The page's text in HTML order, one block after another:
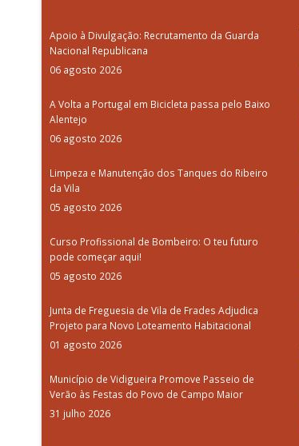
Apoio à Divulgação: Recrutamento da Guarda
Nacional Republicana
06 agosto 2026
A Volta a Portugal em Bicicleta passa pelo Baixo
Alentejo
06 agosto 2026
Limpeza e Manutenção dos Tanques do Ribeiro
da Vila
05 agosto 2026
Curso Profissional de Bombeiro: O teu futuro
pode começar aqui!
05 agosto 2026
Junta de Freguesia de Vila de Frades Adjudica
Projeto para Novo Loteamento Habitacional
01 agosto 2026
Município de Vidigueira Promove Passeio de
Verão às Festas do Povo de Campo Maior
31 julho 2026